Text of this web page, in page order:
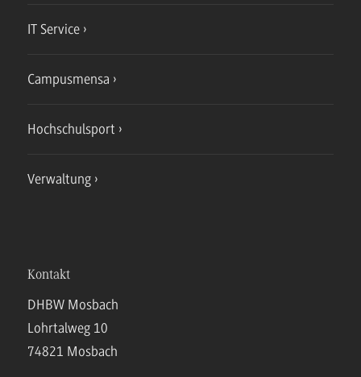
IT Service
Campusmensa
Hochschulsport
Verwaltung
Kontakt
DHBW Mosbach
Lohrtalweg 10
74821 Mosbach